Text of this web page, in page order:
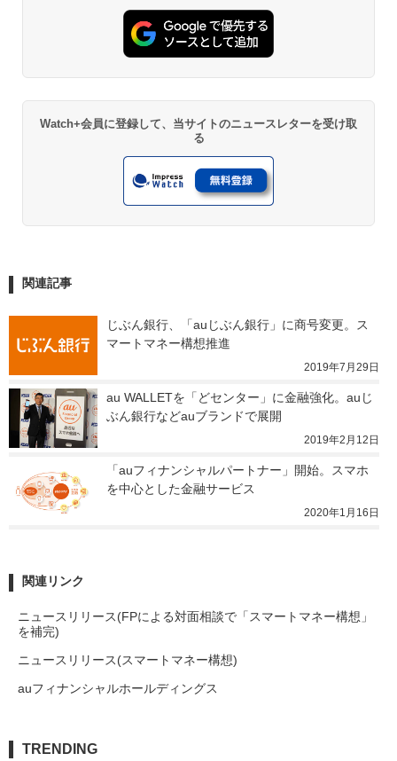
Watch+会員に登録して、当サイトのニュースレターを受け取
る
関連記事
じぶん銀行、「auじぶん銀行」に商号変更。ス
マートマネー構想推進
2019年7月29日
au WALLETを「どセンター」に金融強化。auじ
ぶん銀行などauブランドで展開
2019年2月12日
「auフィナンシャルパートナー」開始。スマホ
を中心とした金融サービス
2020年1月16日
関連リンク
ニュースリリース(FPによる対面相談で「スマートマネー構想」
を補完)
ニュースリリース(スマートマネー構想)
auフィナンシャルホールディングス
TRENDING